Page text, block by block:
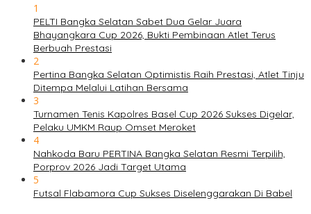
1
PELTI Bangka Selatan Sabet Dua Gelar Juara
Bhayangkara Cup 2026, Bukti Pembinaan Atlet Terus
Berbuah Prestasi
2
Pertina Bangka Selatan Optimistis Raih Prestasi, Atlet Tinju
Ditempa Melalui Latihan Bersama
3
Turnamen Tenis Kapolres Basel Cup 2026 Sukses Digelar,
Pelaku UMKM Raup Omset Meroket
4
Nahkoda Baru PERTINA Bangka Selatan Resmi Terpilih,
Porprov 2026 Jadi Target Utama
5
Futsal Flabamora Cup Sukses Diselenggarakan Di Babel